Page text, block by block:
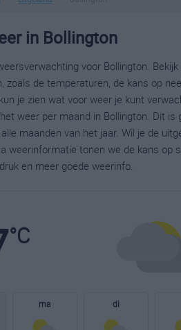
in Bollington
voor Bollington.
zoals de temperaturen, de kans op
je zien wat voor weer je kunt
weer per maand in Bollington. Dit
maanden van het jaar. Wil je de
weerinformatie tonen we de kans op
en meer goede weerinfo.
°C
ma di